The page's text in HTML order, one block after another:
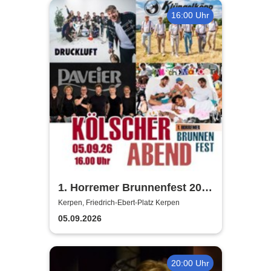
16:00 Uhr
1. Horremer Brunnenfest 2026
- Klüngelköpp, Druckluft,
Planschemalöör, Paveier
Kerpen, Friedrich-Ebert-Platz Kerpen
05.09.2026
20:00 Uhr